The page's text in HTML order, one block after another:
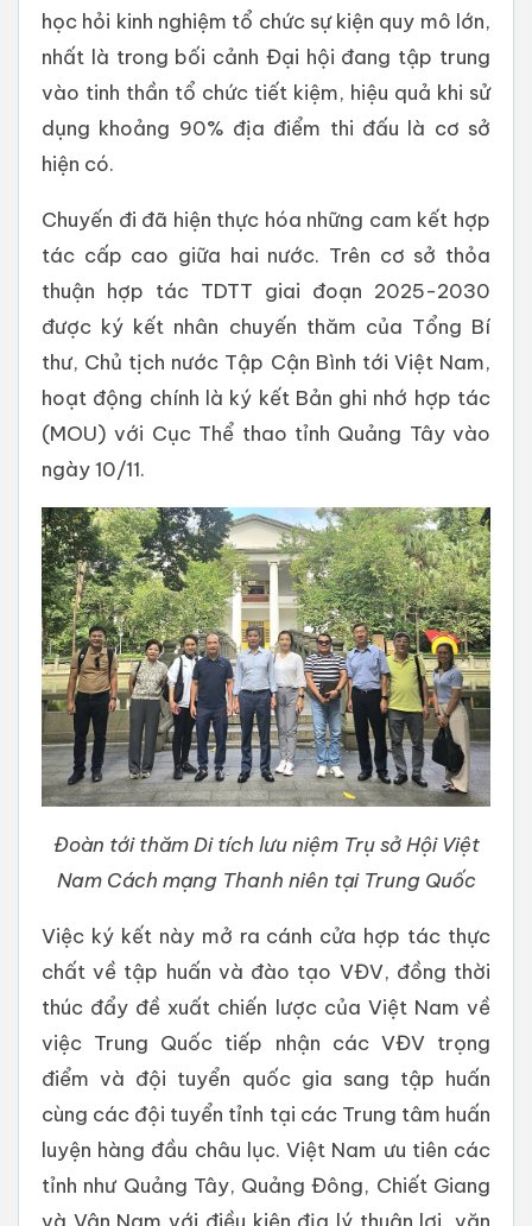
học hỏi kinh nghiệm tổ chức sự kiện quy mô lớn,
nhất là trong bối cảnh Đại hội đang tập trung
vào tinh thần tổ chức tiết kiệm, hiệu quả khi sử
dụng khoảng 90% địa điểm thi đấu là cơ sở
hiện có.
Chuyến đi đã hiện thực hóa những cam kết hợp
tác cấp cao giữa hai nước. Trên cơ sở thỏa
thuận hợp tác TDTT giai đoạn 2025-2030
được ký kết nhân chuyến thăm của Tổng Bí
thư, Chủ tịch nước Tập Cận Bình tới Việt Nam,
hoạt động chính là ký kết Bản ghi nhớ hợp tác
(MOU) với Cục Thể thao tỉnh Quảng Tây vào
ngày 10/11.
Đoàn tới thăm Di tích lưu niệm Trụ sở Hội Việt
Nam Cách mạng Thanh niên tại Trung Quốc
Việc ký kết này mở ra cánh cửa hợp tác thực
chất về tập huấn và đào tạo VĐV, đồng thời
thúc đẩy đề xuất chiến lược của Việt Nam về
việc Trung Quốc tiếp nhận các VĐV trọng
điểm và đội tuyển quốc gia sang tập huấn
cùng các đội tuyển tỉnh tại các Trung tâm huấn
luyện hàng đầu châu lục. Việt Nam ưu tiên các
tỉnh như Quảng Tây, Quảng Đông, Chiết Giang
và Vân Nam với điều kiện địa lý thuận lợi, văn